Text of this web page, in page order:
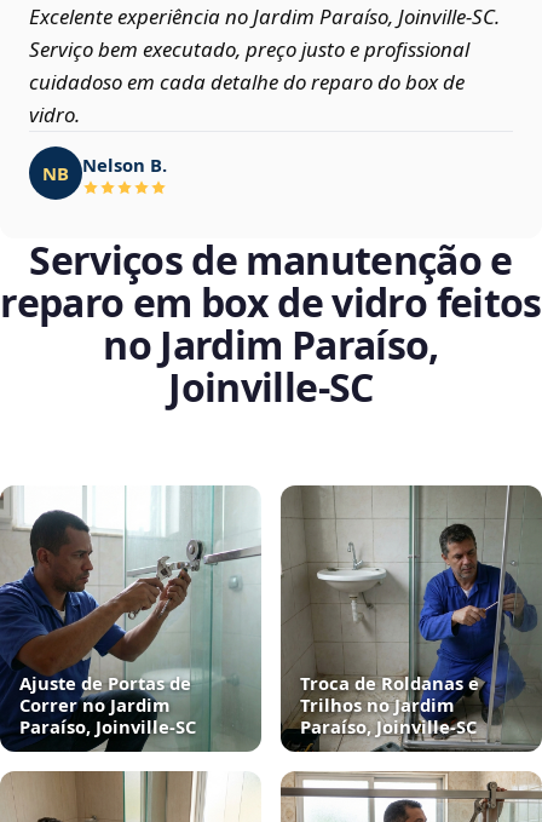
Excelente experiência no Jardim Paraíso, Joinville‑SC.
Serviço bem executado, preço justo e profissional
cuidadoso em cada detalhe do reparo do box de
vidro.
NB Nelson B.
Serviços de manutenção e
reparo em box de vidro feitos
no Jardim Paraíso,
Joinville‑SC
Ajuste de Portas de
Correr no Jardim
Paraíso, Joinville‑SC
Troca de Roldanas e
Trilhos no Jardim
Paraíso, Joinville‑SC